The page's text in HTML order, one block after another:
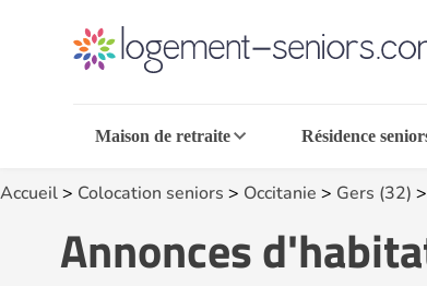
Maison de retraite Résidence
Accueil> Colocation seniors > Occitanie > Gers (32) >
Annonces